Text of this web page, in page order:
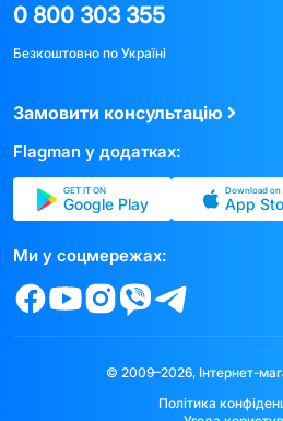
0 800 303 355
Безкоштовно по Україні
Замовити консультацію
Flagman у додатках:
GET IT ON
Google Play
Download on
App
Ми у соцмережах:
© 2009–2026, Інтернет-
Політика